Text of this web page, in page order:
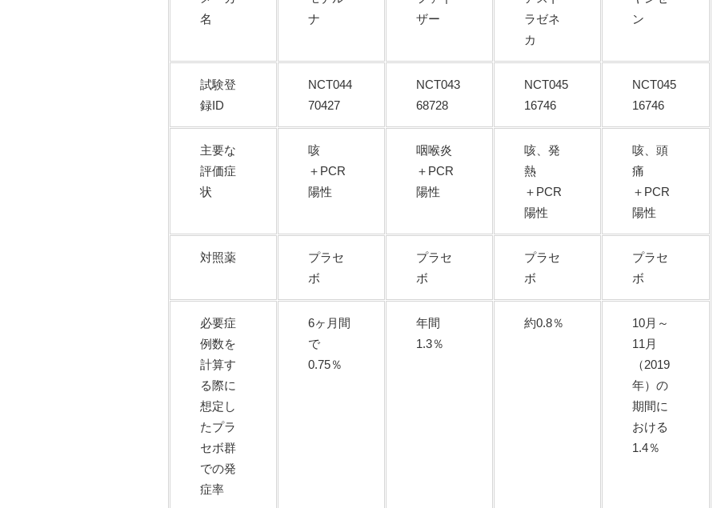
名
ナ
ザー
ラゼネ
カ
ン
試験登
録ID
NCT044
70427
NCT043
68728
NCT045
16746
NCT045
16746
主要な
評価症
状
咳
＋PCR
陽性
咽喉炎
＋PCR
陽性
咳、発
熱
＋PCR
陽性
咳、頭
痛
＋PCR
陽性
対照薬
プラセ
ボ
プラセ
ボ
プラセ
ボ
プラセ
ボ
必要症
例数を
計算す
る際に
想定し
たプラ
セボ群
での発
症率
6ヶ月間
で
0.75％
年間
1.3％
約0.8％
10月～
11月
（2019
年）の
期間に
おける
1.4％